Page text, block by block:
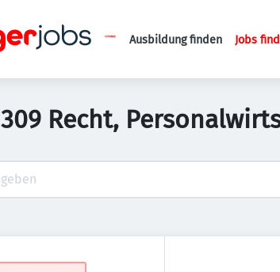
Ausbildung finden Jobs
309 Recht,